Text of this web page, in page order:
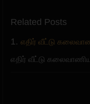
Related Posts
1. எதிர் வீட்டு
எதிர் வீட்டு